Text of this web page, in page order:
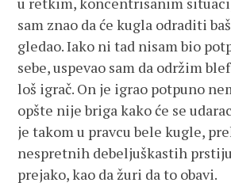
sam znao da će kugla odraditi
gledao. Iako ni tad nisam bio
sebe, uspevao sam da održim
loš igrač. On je igrao potpuno
opšte nije briga kako će se
je takom u pravcu bele kugle,
nespretnih debeljuškastih
prejako, kao da žuri da to obavi.